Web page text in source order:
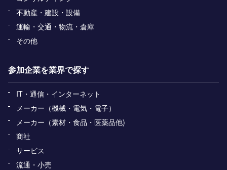
不動産・建設・設備
運輸・交通・物流・倉庫
その他
参加企業を業界で探す
IT・通信・インターネット
メーカー（機械・電気・電子）
メーカー（素材・食品・医薬品他)
商社
サービス
流通・小売